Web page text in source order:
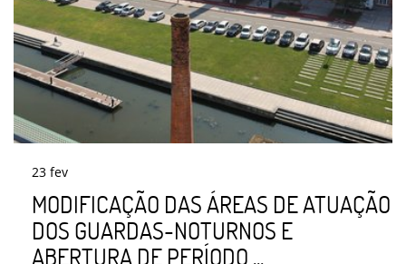
23 fev
MODIFICAÇÃO DAS ÁREAS DE ATUAÇÃO
DOS GUARDAS-NOTURNOS E
ABERTURA DE PERÍODO ...